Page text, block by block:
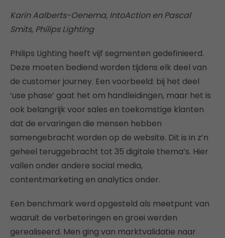
Karin Aalberts-Oenema, IntoAction en Pascal
Smits, Philips Lighting
Philips Lighting heeft vijf segmenten gedefinieerd.
Deze moeten bediend worden tijdens elk deel van
de customer journey. Een voorbeeld: bij het deel
‘use phase’ gaat het om handleidingen, maar het is
ook belangrijk voor sales en toekomstige klanten
dat de ervaringen die mensen hebben
samengebracht worden op de website. Dit is in z’n
geheel teruggebracht tot 35 digitale thema’s. Hier
vallen onder andere social media,
contentmarketing en analytics onder.
Een benchmark werd opgesteld als meetpunt van
waaruit de verbeteringen en groei werden
gerealiseerd. Men ging van marktvalidatie naar